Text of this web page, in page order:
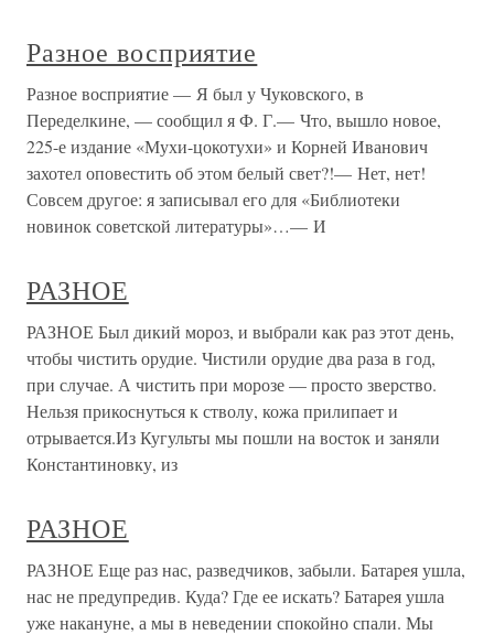
Разное восприятие
Разное восприятие — Я был у Чуковского, в
Переделкине, — сообщил я Ф. Г.— Что, вышло новое,
225-е издание «Мухи-цокотухи» и Корней Иванович
захотел оповестить об этом белый свет?!— Нет, нет!
Совсем другое: я записывал его для «Библиотеки
новинок советской литературы»…— И
РАЗНОЕ
РАЗНОЕ Был дикий мороз, и выбрали как раз этот день,
чтобы чистить орудие. Чистили орудие два раза в год,
при случае. А чистить при морозе — просто зверство.
Нельзя прикоснуться к стволу, кожа прилипает и
отрывается.Из Кугульты мы пошли на восток и заняли
Константиновку, из
РАЗНОЕ
РАЗНОЕ Еще раз нас, разведчиков, забыли. Батарея ушла,
нас не предупредив. Куда? Где ее искать? Батарея ушла
уже накануне, а мы в неведении спокойно спали. Мы